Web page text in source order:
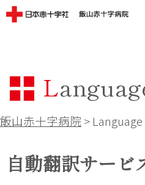
飯山赤十字病院>Language
自動翻訳サー